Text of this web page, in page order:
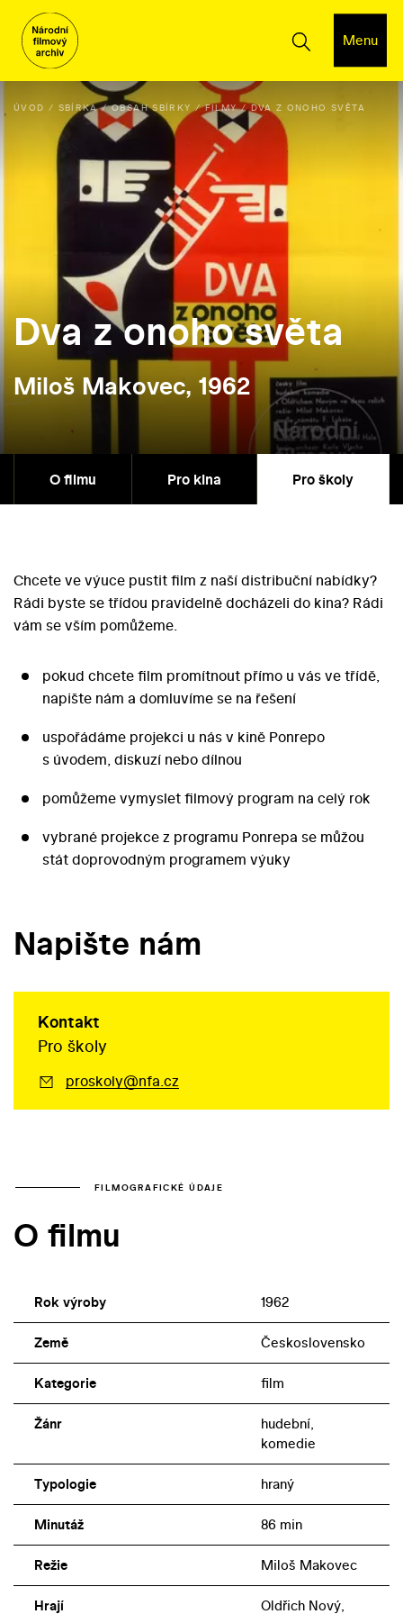
Menu
ÚVOD SBÍRKA OBSAH SBÍRKY FILMY DVA Z ONOHO SVĚTA
Dva z onoho světa
Miloš Makovec, 1962
O filmu Pro kina Pro školy
Chcete ve výuce pustit film z naší distribuční nabídky?
Rádi byste se třídou pravidelně docházeli do kina? Rádi
vám se vším pomůžeme.
pokud chcete film promítnout přímo u vás ve třídě,
napište nám a domluvíme se na řešení
uspořádáme projekci u nás v kině Ponrepo
s úvodem, diskuzí nebo dílnou
pomůžeme vymyslet filmový program na celý rok
vybrané projekce z programu Ponrepa se můžou
stát doprovodným programem výuky
Napište nám
Kontakt
Pro školy
proskoly@nfa.cz
FILMOGRAFICKÉ ÚDAJE
O filmu
Rok výroby 1962
Země Československo
Kategorie film
Žánr
hudební,
komedie
Typologie hraný
Minutáž 86 min
Režie Miloš Makovec
Hrají Oldřich Nový,